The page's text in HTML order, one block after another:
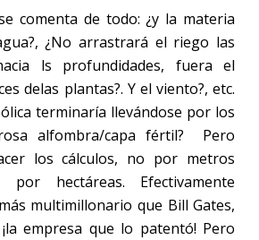
comenta de todo: ¿y la materia
¿No arrastrará el riego las
ls profundidades, fuera el
delas plantas?. Y el viento?, etc.
terminaría llevándose por los
alfombra/capa fértil? Pero
los cálculos, no por metros
por hectáreas. Efectivamente
multimillonario que Bill Gates,
empresa que lo patentó! Pero